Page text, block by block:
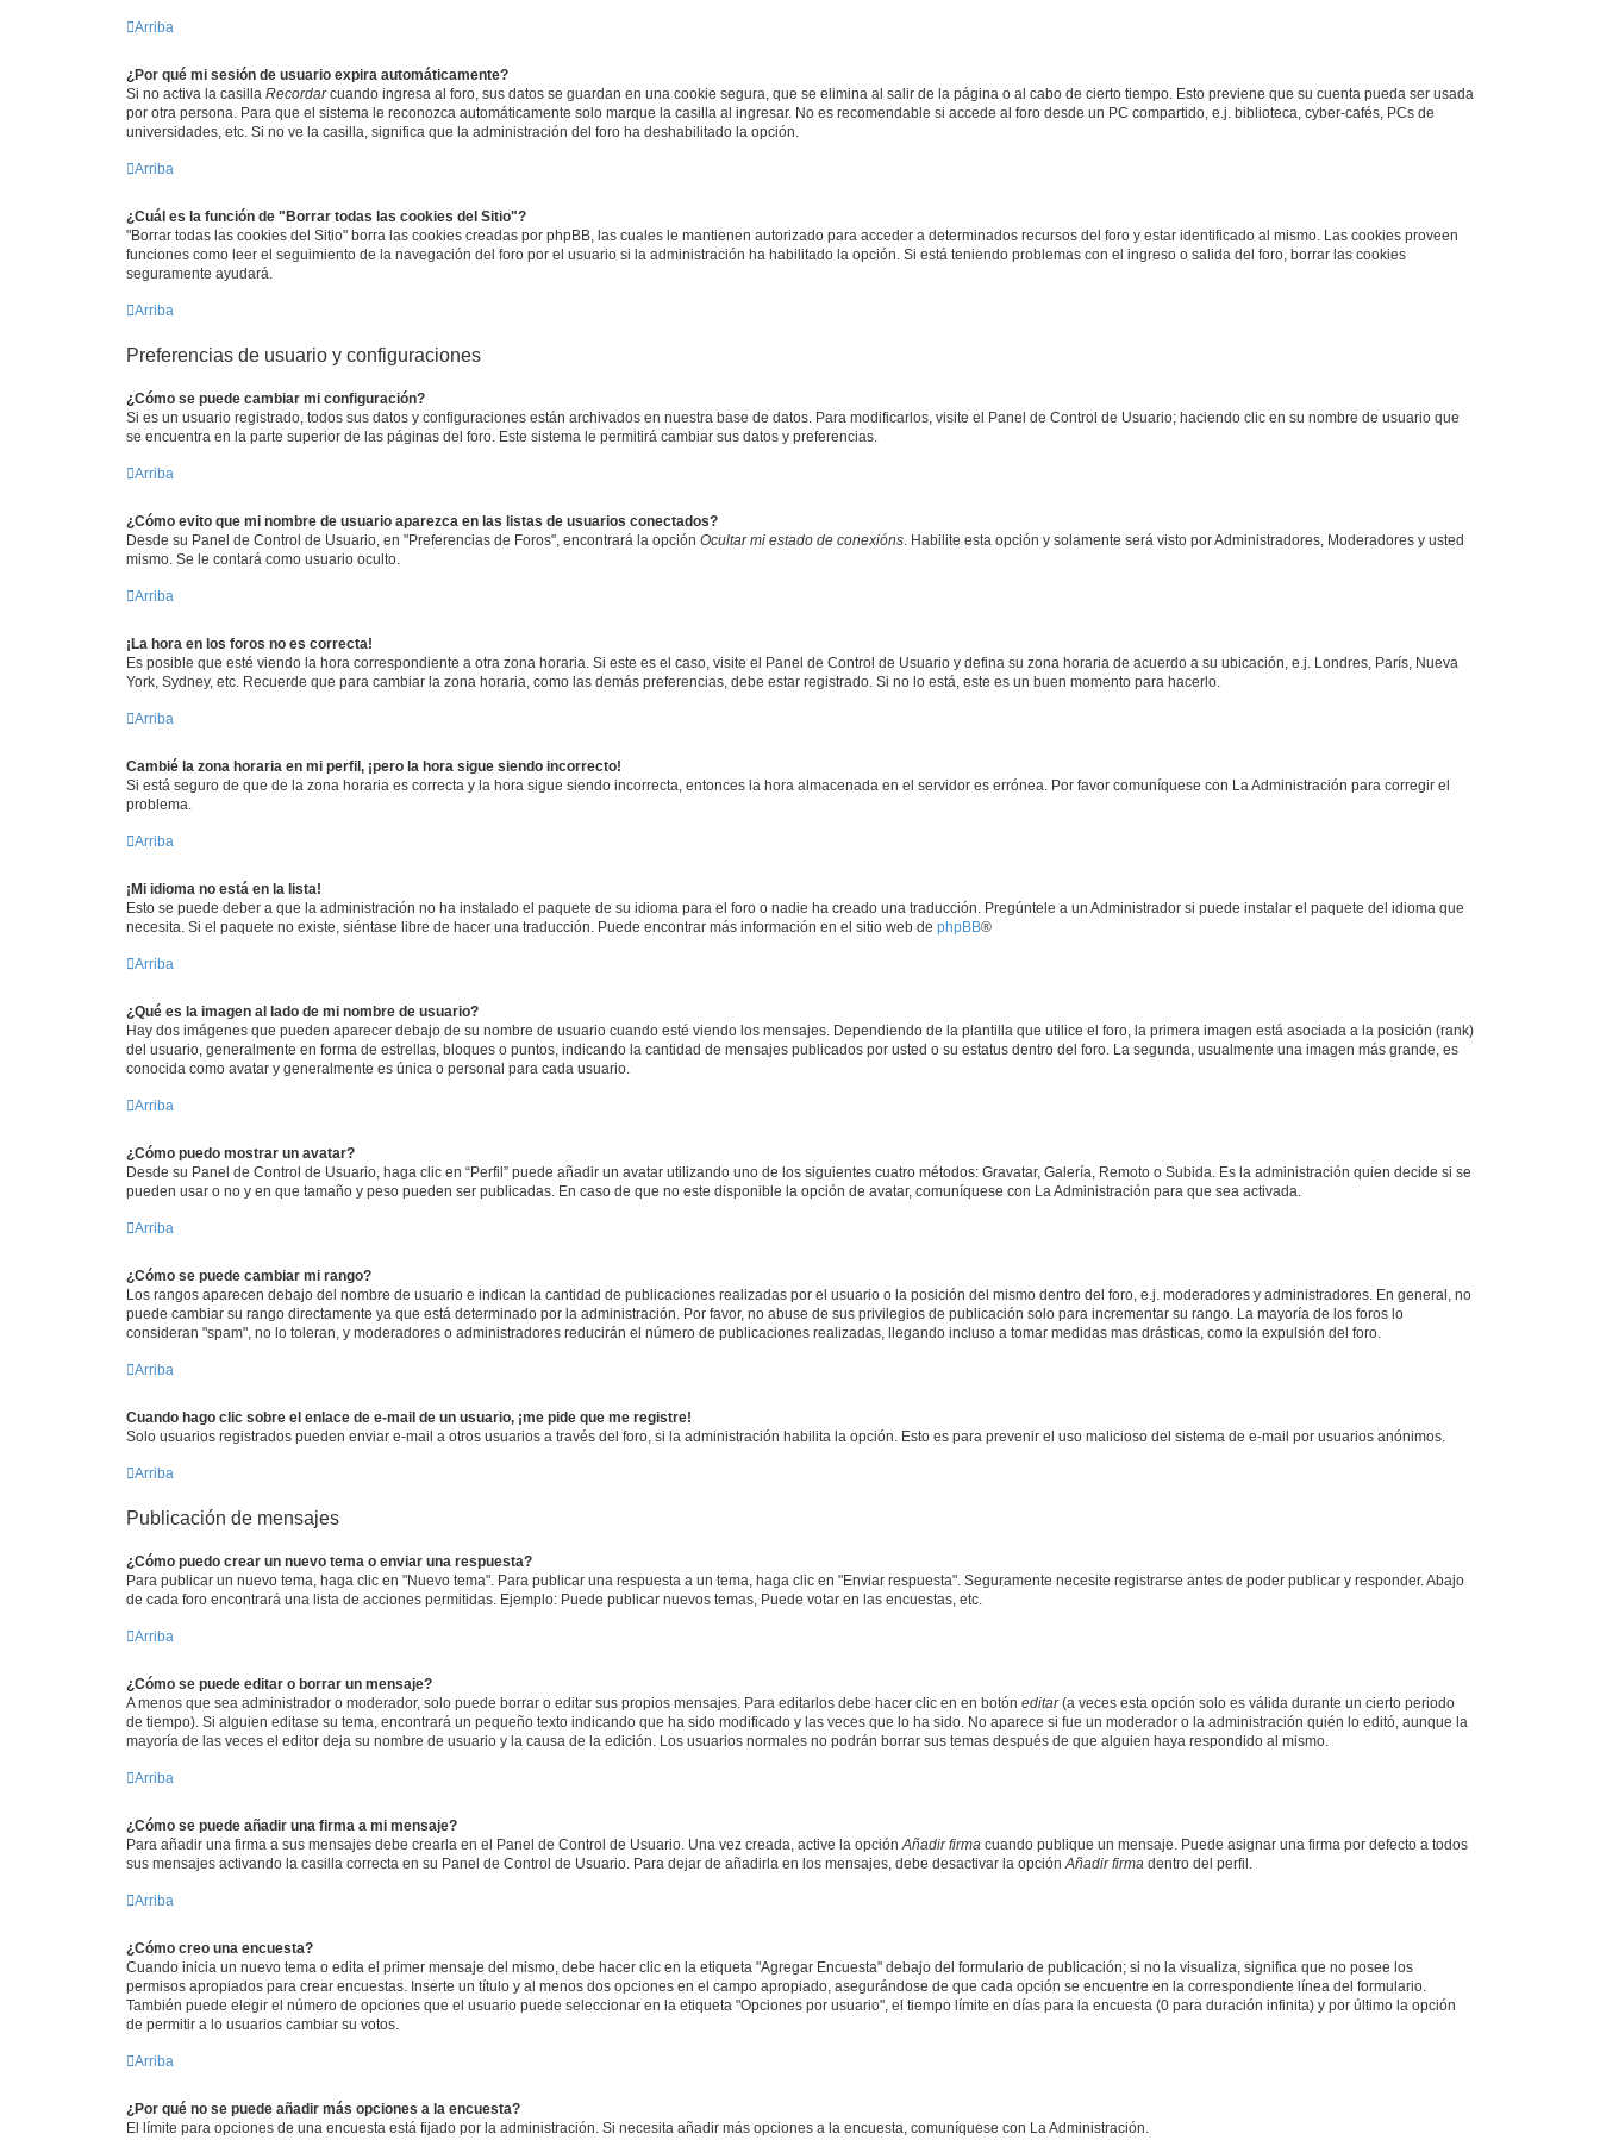
Arriba
¿Por qué mi sesión de usuario expira automáticamente?
Si no activa la casilla Recordarcuando ingresa al foro, sus datos se guardan en una cookie segura, que se elimina al salir de la página o al cabo de cierto tiempo. Esto previene que su cuenta pueda ser usada
por otra persona. Para que el sistema le reconozca automáticamente solo marque la casilla al ingresar. No es recomendable si accede al foro desde un PC compartido, e.j. biblioteca, cyber-cafés, PCs de
universidades, etc. Si no ve la casilla, significa que la administración del foro ha deshabilitado la opción.
Arriba
¿Cuál es la función de "Borrar todas las cookies del Sitio"?
"Borrar todas las cookies del Sitio" borra las cookies creadas por phpBB, las cuales le mantienen autorizado para acceder a determinados recursos del foro y estar identificado al mismo. Las cookies proveen
funciones como leer el seguimiento de la navegación del foro por el usuario si la administración ha habilitado la opción. Si está teniendo problemas con el ingreso o salida del foro, borrar las cookies
seguramente ayudará.
Arriba
Preferencias de usuario y configuraciones
¿Cómo se puede cambiar mi configuración?
Si es un usuario registrado, todos sus datos y configuraciones están archivados en nuestra base de datos. Para modificarlos, visite el Panel de Control de Usuario; haciendo clic en su nombre de usuario que
se encuentra en la parte superior de las páginas del foro. Este sistema le permitirá cambiar sus datos y preferencias.
Arriba
¿Cómo evito que mi nombre de usuario aparezca en las listas de usuarios conectados?
Desde su Panel de Control de Usuario, en "Preferencias de Foros", encontrará la opción Ocultar mi estado de conexións . Habilite esta opción y solamente será visto por Administradores, Moderadores y usted
mismo. Se le contará como usuario oculto.
Arriba
¡La hora en los foros no es correcta!
Es posible que esté viendo la hora correspondiente a otra zona horaria. Si este es el caso, visite el Panel de Control de Usuario y defina su zona horaria de acuerdo a su ubicación, e.j. Londres, París, Nueva
York, Sydney, etc. Recuerde que para cambiar la zona horaria, como las demás preferencias, debe estar registrado. Si no lo está, este es un buen momento para hacerlo.
Arriba
Cambié la zona horaria en mi perfil, ¡pero la hora sigue siendo incorrecto!
Si está seguro de que de la zona horaria es correcta y la hora sigue siendo incorrecta, entonces la hora almacenada en el servidor es errónea. Por favor comuníquese con La Administración para corregir el
problema.
Arriba
¡Mi idioma no está en la lista!
Esto se puede deber a que la administración no ha instalado el paquete de su idioma para el foro o nadie ha creado una traducción. Pregúntele a un Administrador si puede instalar el paquete del idioma que
necesita. Si el paquete no existe, siéntase libre de hacer una traducción. Puede encontrar más información en el sitio web de phpBB®
Arriba
¿Qué es la imagen al lado de mi nombre de usuario?
Hay dos imágenes que pueden aparecer debajo de su nombre de usuario cuando esté viendo los mensajes. Dependiendo de la plantilla que utilice el foro, la primera imagen está asociada a la posición (rank)
del usuario, generalmente en forma de estrellas, bloques o puntos, indicando la cantidad de mensajes publicados por usted o su estatus dentro del foro. La segunda, usualmente una imagen más grande, es
conocida como avatar y generalmente es única o personal para cada usuario.
Arriba
¿Cómo puedo mostrar un avatar?
Desde su Panel de Control de Usuario, haga clic en “Perfil” puede añadir un avatar utilizando uno de los siguientes cuatro métodos: Gravatar, Galería, Remoto o Subida. Es la administración quien decide si se
pueden usar o no y en que tamaño y peso pueden ser publicadas. En caso de que no este disponible la opción de avatar, comuníquese con La Administración para que sea activada.
Arriba
¿Cómo se puede cambiar mi rango?
Los rangos aparecen debajo del nombre de usuario e indican la cantidad de publicaciones realizadas por el usuario o la posición del mismo dentro del foro, e.j. moderadores y administradores. En general, no
puede cambiar su rango directamente ya que está determinado por la administración. Por favor, no abuse de sus privilegios de publicación solo para incrementar su rango. La mayoría de los foros lo
consideran "spam", no lo toleran, y moderadores o administradores reducirán el número de publicaciones realizadas, llegando incluso a tomar medidas mas drásticas, como la expulsión del foro.
Arriba
Cuando hago clic sobre el enlace de e-mail de un usuario, ¡me pide que me registre!
Solo usuarios registrados pueden enviar e-mail a otros usuarios a través del foro, si la administración habilita la opción. Esto es para prevenir el uso malicioso del sistema de e-mail por usuarios anónimos.
Arriba
Publicación de mensajes
¿Cómo puedo crear un nuevo tema o enviar una respuesta?
Para publicar un nuevo tema, haga clic en "Nuevo tema". Para publicar una respuesta a un tema, haga clic en "Enviar respuesta". Seguramente necesite registrarse antes de poder publicar y responder. Abajo
de cada foro encontrará una lista de acciones permitidas. Ejemplo: Puede publicar nuevos temas, Puede votar en las encuestas, etc.
Arriba
¿Cómo se puede editar o borrar un mensaje?
A menos que sea administrador o moderador, solo puede borrar o editar sus propios mensajes. Para editarlos debe hacer clic en en botón editar(a veces esta opción solo es válida durante un cierto periodo
de tiempo). Si alguien editase su tema, encontrará un pequeño texto indicando que ha sido modificado y las veces que lo ha sido. No aparece si fue un moderador o la administración quién lo editó, aunque la
mayoría de las veces el editor deja su nombre de usuario y la causa de la edición. Los usuarios normales no podrán borrar sus temas después de que alguien haya respondido al mismo.
Arriba
¿Cómo se puede añadir una firma a mi mensaje?
Para añadir una firma a sus mensajes debe crearla en el Panel de Control de Usuario. Una vez creada, active la opción Añadir firma cuando publique un mensaje. Puede asignar una firma por defecto a todos
sus mensajes activando la casilla correcta en su Panel de Control de Usuario. Para dejar de añadirla en los mensajes, debe desactivar la opción Añadir firma dentro del perfil.
Arriba
¿Cómo creo una encuesta?
Cuando inicia un nuevo tema o edita el primer mensaje del mismo, debe hacer clic en la etiqueta "Agregar Encuesta" debajo del formulario de publicación; si no la visualiza, significa que no posee los
permisos apropiados para crear encuestas. Inserte un título y al menos dos opciones en el campo apropiado, asegurándose de que cada opción se encuentre en la correspondiente línea del formulario.
También puede elegir el número de opciones que el usuario puede seleccionar en la etiqueta "Opciones por usuario", el tiempo límite en días para la encuesta (0 para duración infinita) y por último la opción
de permitir a lo usuarios cambiar su votos.
Arriba
¿Por qué no se puede añadir más opciones a la encuesta?
El límite para opciones de una encuesta está fijado por la administración. Si necesita añadir más opciones a la encuesta, comuníquese con La Administración.